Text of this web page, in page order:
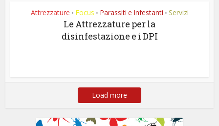
Attrezzature • Focus • Parassiti e Infestanti • Servizi
Le Attrezzature per la
disinfestazione e i DPI
Load more